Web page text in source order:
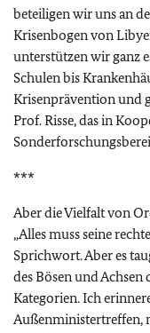
beteiligen wir uns an
Krisenbogen von
unterstützen wir ganz
Schulen bis
Krisenprävention und
Prof. Risse, das in
***
Aber die Vielfalt von
„Alles muss seine
Sprichwort. Aber es
des Bösen und
Kategorien. Ich
Außenministertreffen,